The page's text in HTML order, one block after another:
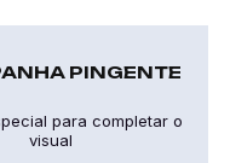
PINGENTE
para completar o
visual